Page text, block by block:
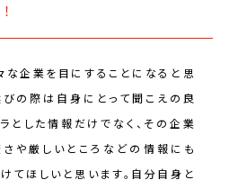
企業を目にすることになると思
びの際は自身にとって聞こえの良
とした情報だけでなく、その企業
や厳しいところなどの情報にも
てほしいと思います。自分自身と